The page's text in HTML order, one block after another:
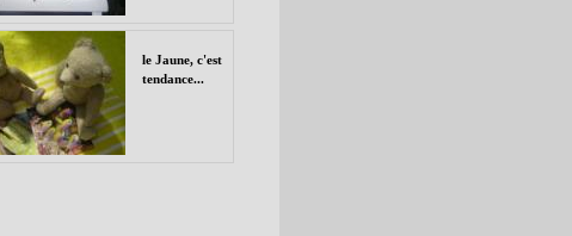
le Jaune, c'est
tendance...